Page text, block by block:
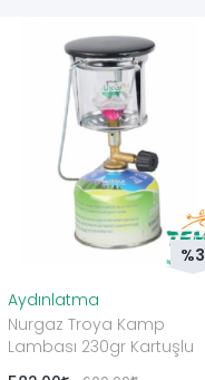
Aydınlatma
Nurgaz Troya Kamp
Lambası 230gr Kartuşlu
%3